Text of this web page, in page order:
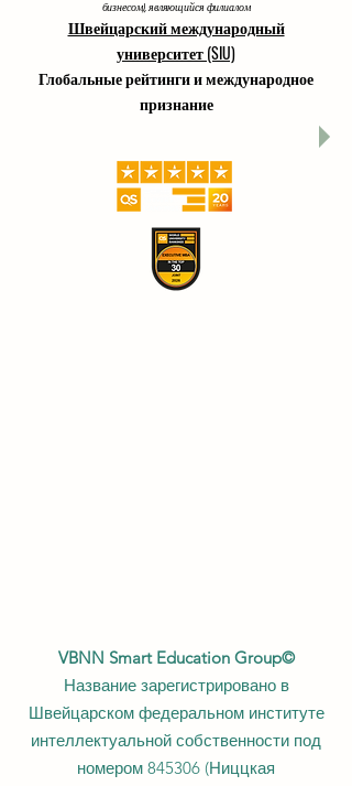
бизнесом), являющийся филиалом
Швейцарский международный
университет (SIU)
Глобальные рейтинги и международное
признание
VBNN Smart Education Group©
Название зарегистрировано в
Швейцарском федеральном институте
интеллектуальной собственности под
номером 845306 (Ниццкая